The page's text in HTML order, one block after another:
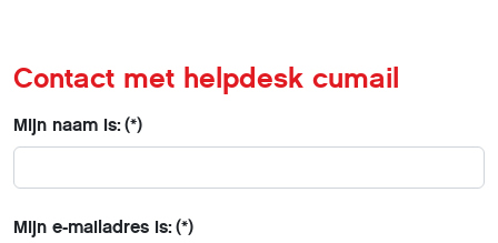
Contact met helpdesk cumail
Mijn naam is:(*)
Mijn e-mailadres is:(*)